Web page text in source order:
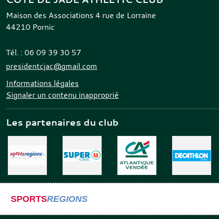
Maison des Associations 4 rue de Lorraine
44210 Pornic
Tél. : 06 09 39 30 57
presidentcjac@gmail.com
Informations légales
Signaler un contenu inapproprié
Les partenaires du club
SPORTSREGIONS